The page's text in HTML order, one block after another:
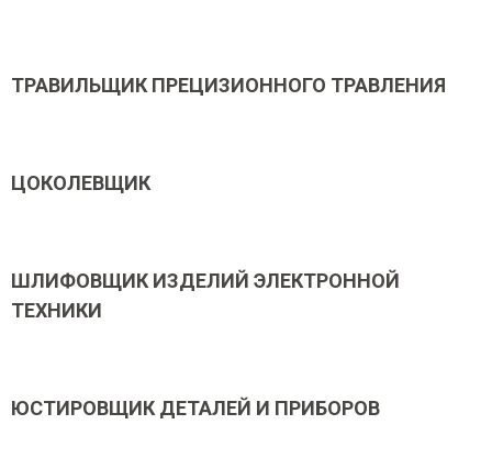
ТРАВИЛЬЩИК ПРЕЦИЗИОННОГО ТРАВЛЕНИЯ
ЦОКОЛЕВЩИК
ШЛИФОВЩИК ИЗДЕЛИЙ ЭЛЕКТРОННОЙ
ТЕХНИКИ
ЮСТИРОВЩИК ДЕТАЛЕЙ И ПРИБОРОВ